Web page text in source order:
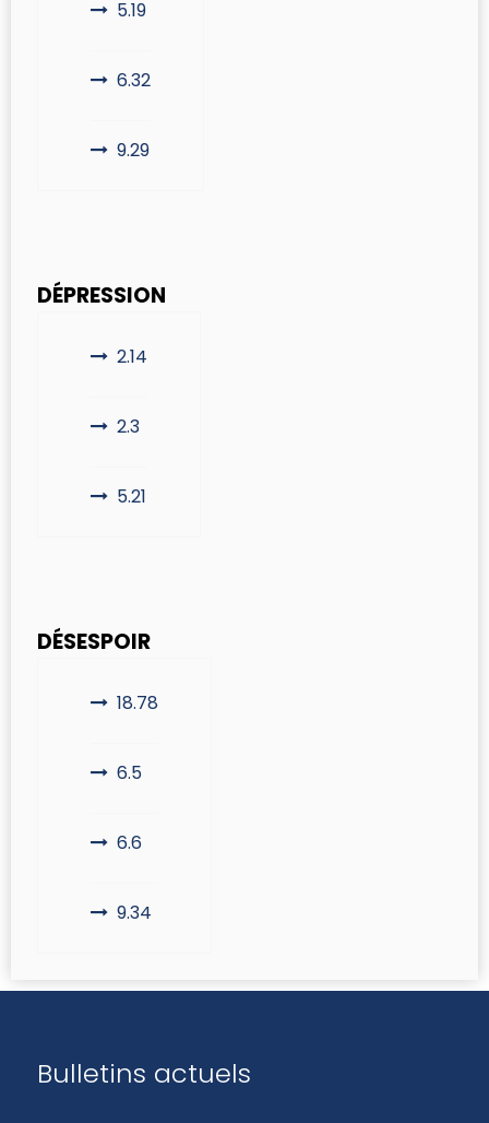
5.19
6.32
9.29
DÉPRESSION
2.14
2.3
5.21
DÉSESPOIR
18.78
6.5
6.6
9.34
Bulletins actuels